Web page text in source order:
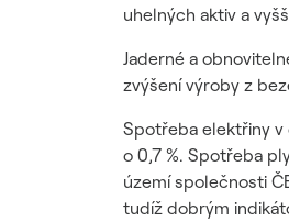
uhelných aktiv a
Jaderné a
zvýšení výroby z
Spotřeba elektřiny v
o 0,7 %. Spotřeba
území společnosti
tudíž dobrým